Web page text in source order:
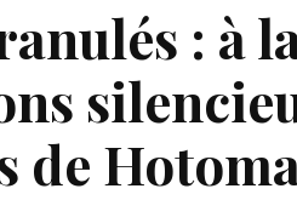
: à
de